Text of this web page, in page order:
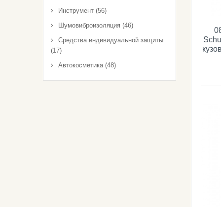
Инструмент (56)
Шумовиброизоляция (46)
Средства индивидуальной защиты
(17)
Автокосметика (48)